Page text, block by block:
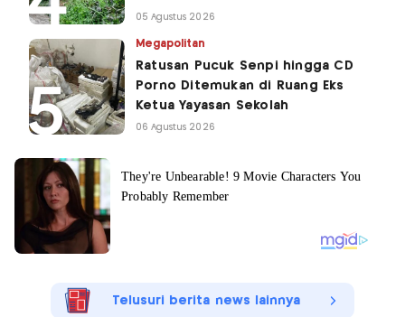
05 Agustus 2026
Megapolitan
Ratusan Pucuk Senpi hingga CD
Porno Ditemukan di Ruang Eks
Ketua Yayasan Sekolah
06 Agustus 2026
Telusuri berita news lainnya